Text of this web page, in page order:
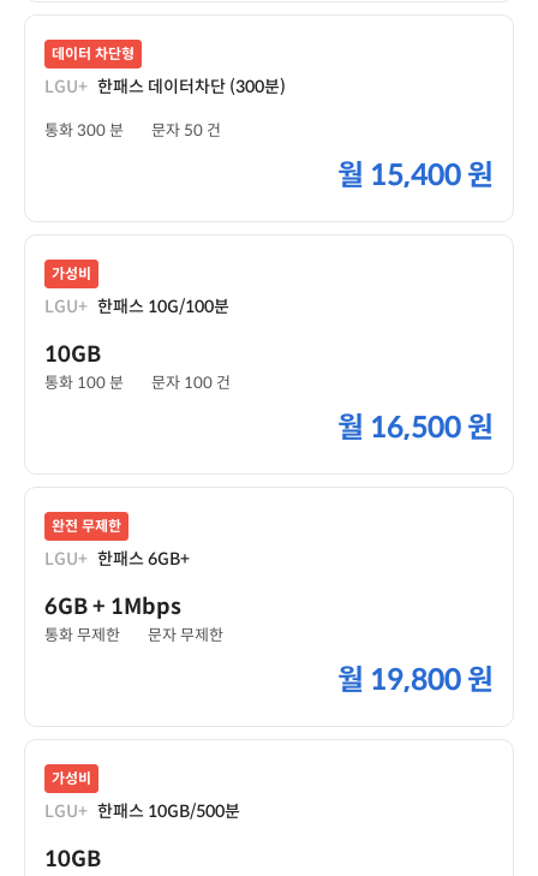
데이터 차단형
LGU+ 한패스 데이터차단 (300분)
통화 300 분 문자 50 건
월 15,400 원
가성비
LGU+ 한패스 10G/100분
10GB
통화 100 분 문자 100 건
월 16,500 원
완전 무제한
LGU+ 한패스 6GB+
6GB+ 1Mbps
통화 무제한 문자 무제한
월 19,800 원
가성비
LGU+ 한패스 10GB/500분
10GB